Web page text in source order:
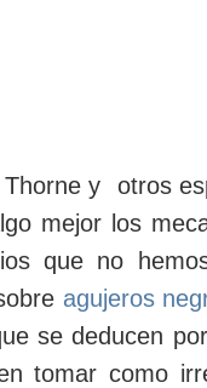
y otros
mejor los
que no
agujeros
se deducen
tomar como